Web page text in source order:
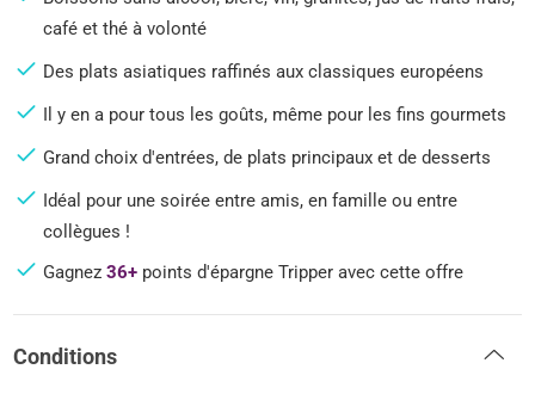
café et thé à volonté
Des plats asiatiques raffinés aux classiques européens
Il y en a pour tous les goûts, même pour les fins gourmets
Grand choix d'entrées, de plats principaux et de desserts
Idéal pour une soirée entre amis, en famille ou entre
collègues !
Gagnez36+ points d'épargne Tripper avec cette offre
Conditions